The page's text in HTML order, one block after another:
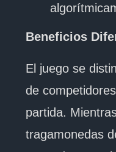
Beneficios
El juego se
de
partida.
tragamonedas